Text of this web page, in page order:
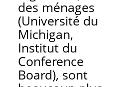
des ménages
(Université du
Michigan,
Institut du
Conference
Board), sont